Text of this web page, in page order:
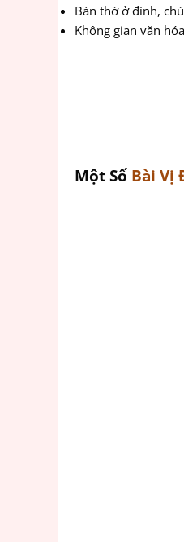
Bàn thờ ở đình,
Không gian văn
Một Số Bài Vị